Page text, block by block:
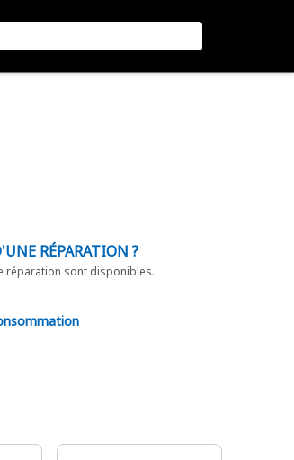
RÉPARATION ?
réparation sont disponibles.